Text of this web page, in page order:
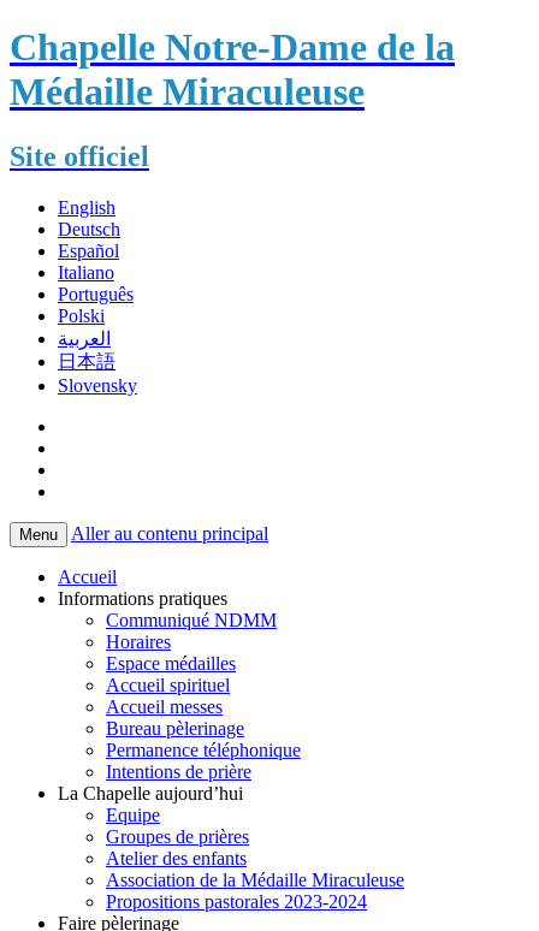
Chapelle Notre-Dame de la
Médaille Miraculeuse
Site officiel
English
Deutsch
Español
Italiano
Português
Polski
العربية
日本語
Slovensky
Menu Aller au contenu principal
Accueil
Informations pratiques
Communiqué NDMM
Horaires
Espace médailles
Accueil spirituel
Accueil messes
Bureau pèlerinage
Permanence téléphonique
Intentions de prière
La Chapelle aujourd’hui
Equipe
Groupes de prières
Atelier des enfants
Association de la Médaille Miraculeuse
Propositions pastorales 2023-2024
Faire pèlerinage